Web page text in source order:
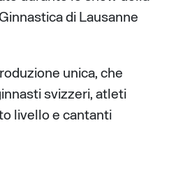
di Lausanne
unica, che
svizzeri, atleti
livello e cantanti